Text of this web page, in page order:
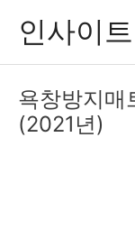
츠
인사이
욕창방지매
(2021년)